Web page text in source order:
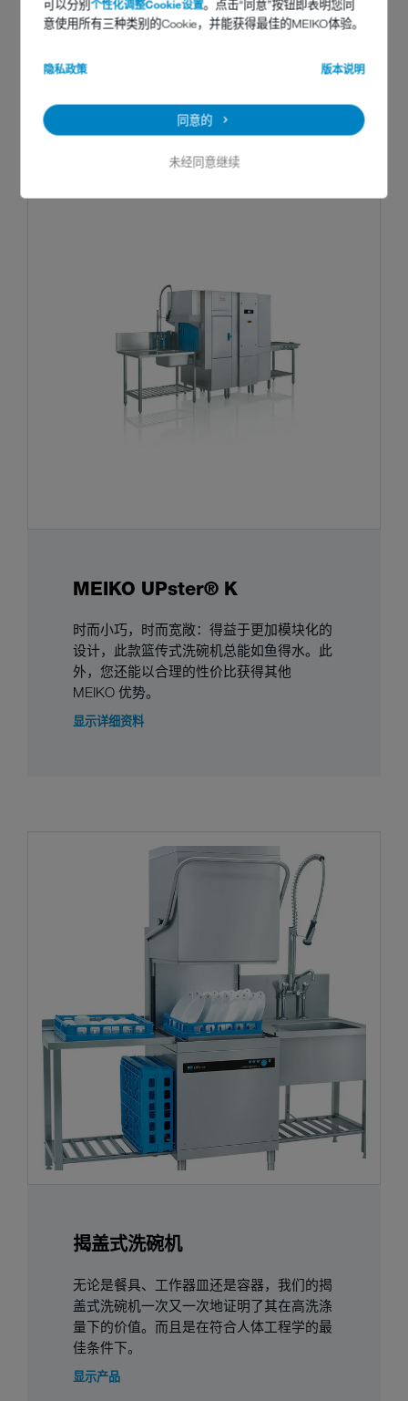
可以分别个性化调整Cookie设置。点击“同意”按钮即表明您同
意使用所有三种类别的Cookie，并能获得最佳的MEIKO体验。
隐私政策 版本说明
同意的
未经同意继续
推荐机器
MEIKO UPster® K
时而小巧，时而宽敞：得益于更加模块化的
设计，此款篮传式洗碗机总能如鱼得水。此
外，您还能以合理的性价比获得其他
MEIKO 优势。
显示详细资料
揭盖式洗碗机
无论是餐具、工作器皿还是容器，我们的揭
盖式洗碗机一次又一次地证明了其在高洗涤
量下的价值。而且是在符合人体工程学的最
佳条件下。
显示产品